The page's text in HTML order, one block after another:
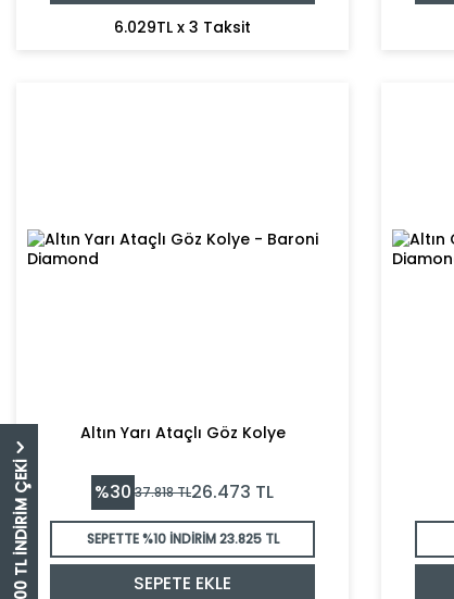
5.000 TL İNDİRİM ÇEKİ
6.029TL x 3 Taksit
Altın Yarı Ataçlı Göz Kolye
%30 37.818TL26.473 TL
SEPETTE %10 İNDİRİM23.825 TL
SEPETE EKLE